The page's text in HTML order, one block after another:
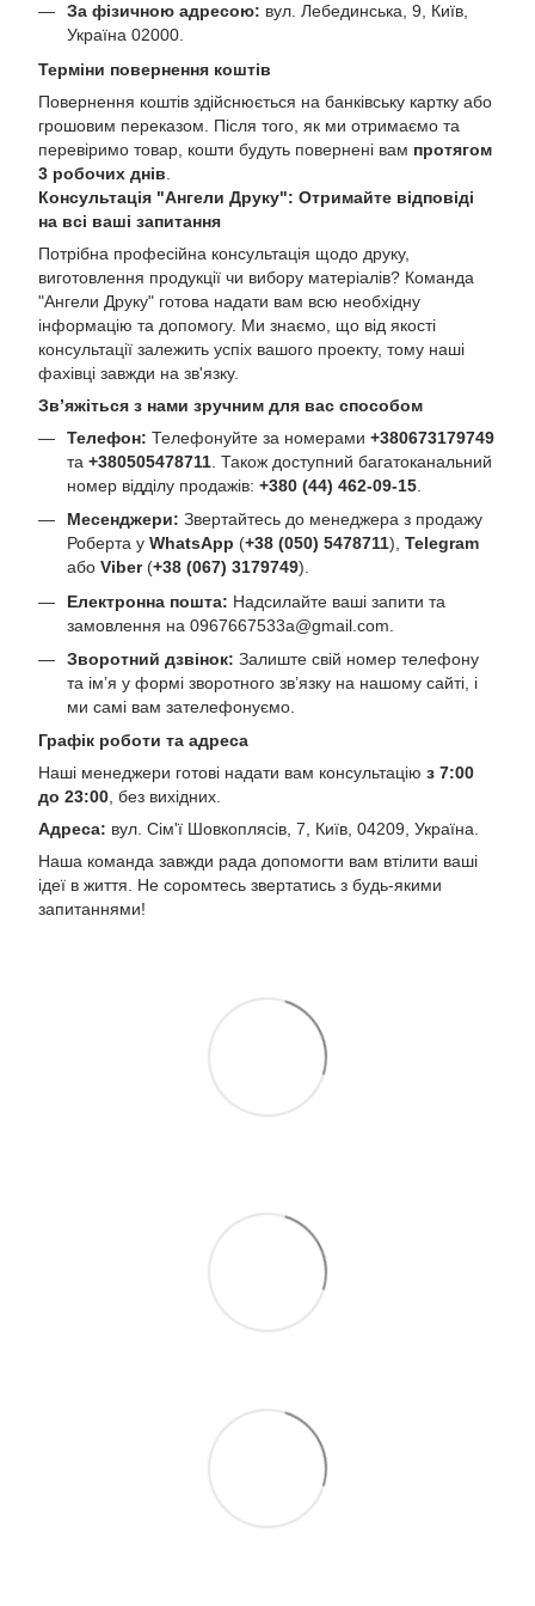
За фізичною адресою: вул. Лебединська, 9, Київ,
Україна 02000.
Терміни повернення коштів
Повернення коштів здійснюється на банківську картку або
грошовим переказом. Після того, як ми отримаємо та
перевіримо товар, кошти будуть повернені вам протягом
3 робочих днів
Консультація "Ангели Друку": Отримайте відповіді
на всі ваші запитання
Потрібна професійна консультація щодо друку,
виготовлення продукції чи вибору матеріалів? Команда
"Ангели Друку" готова надати вам всю необхідну
інформацію та допомогу. Ми знаємо, що від якості
консультації залежить успіх вашого проекту, тому наші
фахівці завжди на зв'язку.
Зв’яжіться з нами зручним для вас способом
Телефон: Телефонуйте за номерами +380673179749
та +380505478711 . Також доступний багатоканальний
номер відділу продажів: +380 (44) 462-09-15
Месенджери: Звертайтесь до менеджера з продажу
Роберта у WhatsApp (+38 (050) 5478711), Telegram
або Viber(+38 (067) 3179749).
Електронна пошта: Надсилайте ваші запити та
замовлення на 0967667533a@gmail.com
Зворотний дзвінок: Залиште свій номер телефону
та ім’я у формі зворотного зв’язку на нашому сайті, і
ми самі вам зателефонуємо.
Графік роботи та адреса
Наші менеджери готові надати вам консультацію з 7:00
до 23:00, без вихідних.
Адреса: вул. Сім'ї Шовкоплясів, 7, Київ, 04209, Україна.
Наша команда завжди рада допомогти вам втілити ваші
ідеї в життя. Не соромтесь звертатись з будь-якими
запитаннями!